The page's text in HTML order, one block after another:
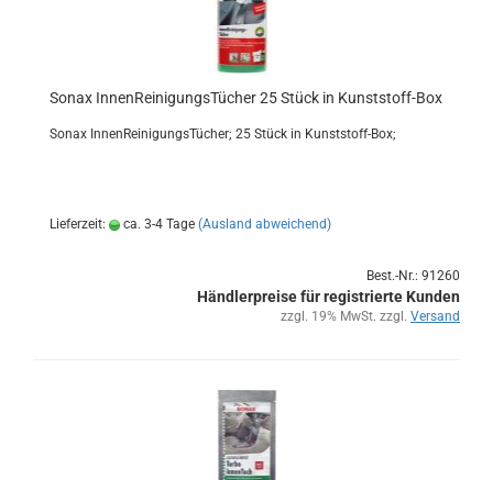
Sonax In­nen­Rei­ni­gungs­Tü­cher 25 Stück in Kunststoff-​​Box
Sonax In­nen­Rei­ni­gungs­Tü­cher; 25 Stück in Kunststoff-​Box;
Lieferzeit: ca. 3-4 Tage (Ausland abweichend)
Best.-Nr.: 91260
Händlerpreise für registrierte Kunden
zzgl. 19% MwSt. zzgl. Versand